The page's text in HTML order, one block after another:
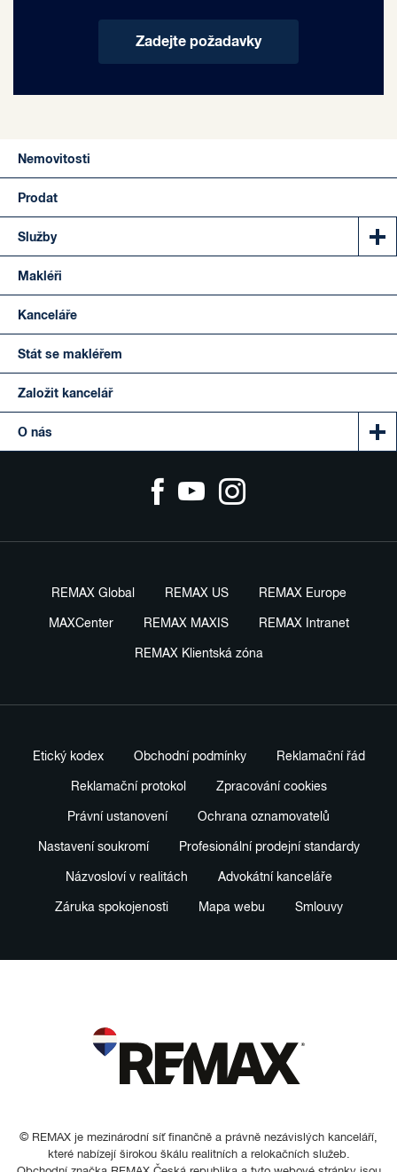
Zadejte požadavky
Nemovitosti
Prodat
Služby
Makléři
Kanceláře
Stát se makléřem
Založit kancelář
O nás
REMAX Global REMAX US REMAX Europe
MAXCenter REMAX MAXIS REMAX Intranet
REMAX Klientská zóna
Etický kodex Obchodní podmínky Reklamační řád
Reklamační protokol Zpracování cookies
Právní ustanovení Ochrana oznamovatelů
Nastavení soukromí Profesionální prodejní standardy
Názvosloví v realitách Advokátní kanceláře
Záruka spokojenosti Mapa webu Smlouvy
© REMAX je mezinárodní síť finančně a právně nezávislých kanceláří,
které nabízejí širokou škálu realitních a relokačních služeb.